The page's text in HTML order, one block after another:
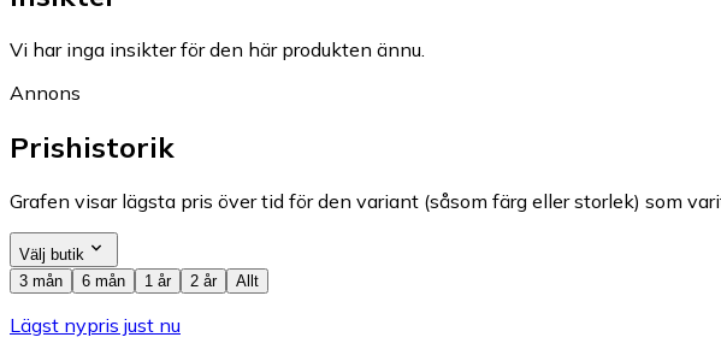
Vi har inga insikter för den här produkten ännu.
Annons
Prishistorik
Grafen visar lägsta pris över tid för den variant (såsom färg eller storlek) som
Välj butik
3 mån
6 mån 1 år 2 år Allt
Lägst nypris just nu